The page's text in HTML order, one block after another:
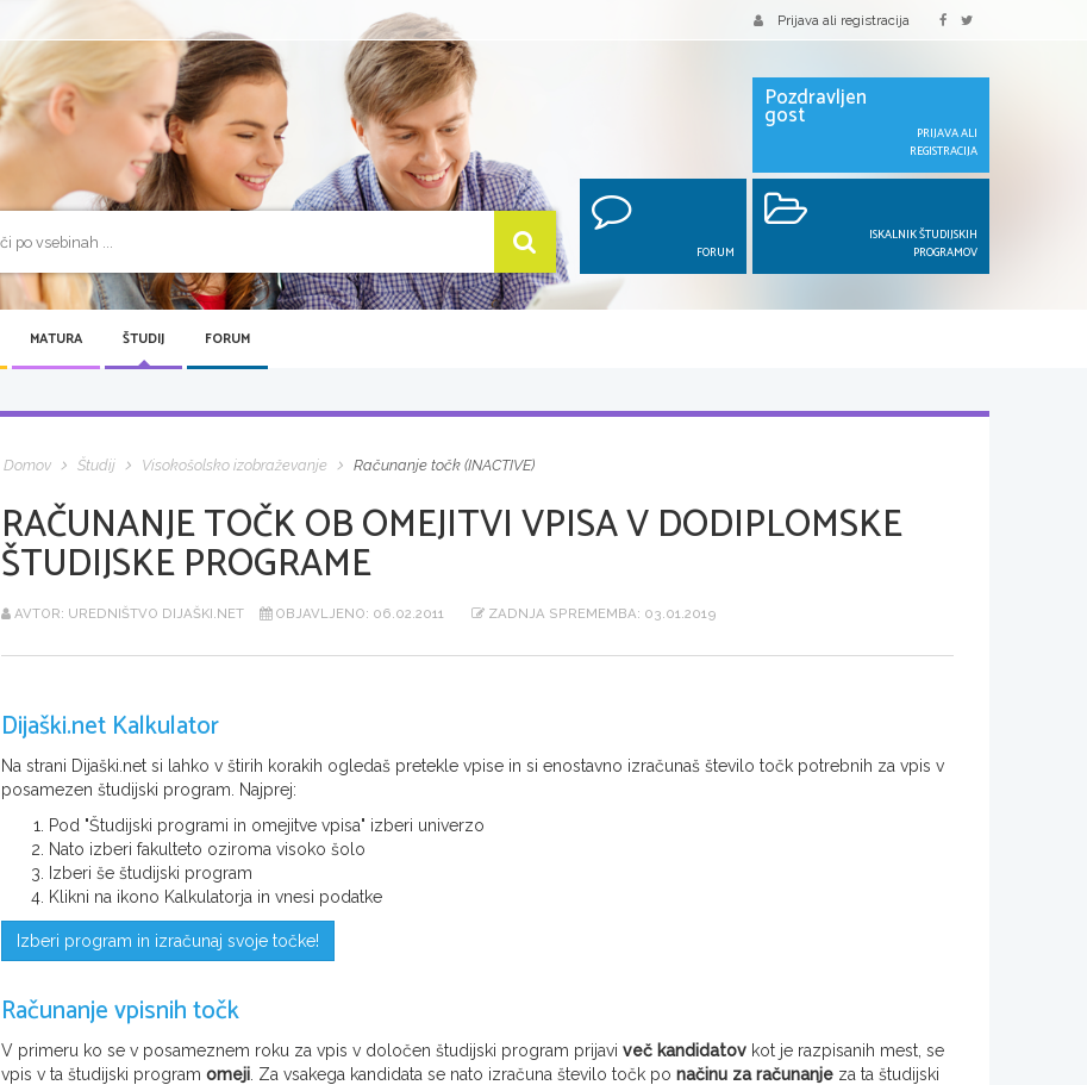
Prijava ali registracija
Pozdravljen
gost
PRIJAVA ALI
REGISTRACIJA
FORUM
ISKALNIK ŠTUDIJSKIH
PROGRAMOV
MATURA ŠTUDIJ FORUM
Domov Študij Visokošolsko izobraževanje Računanje točk (INACTIVE)
RAČUNANJE TOČK OB OMEJITVI VPISA V DODIPLOMSKE
ŠTUDIJSKE PROGRAME
AVTOR: UREDNIŠTVO DIJAŠKI.NET OBJAVLJENO: 06.02.2011 ZADNJA SPREMEMBA: 03.01.2019
Dijaški.net Kalkulator
Na strani Dijaški.net si lahko v štirih korakih ogledaš pretekle vpise in si enostavno izračunaš število točk potrebnih za vpis v
posamezen študijski program. Najprej:
Pod "Študijski programi in omejitve vpisa" izberi univerzo
Nato izberi fakulteto oziroma visoko šolo
Izberi še študijski program
Klikni na ikono Kalkulatorja in vnesi podatke
Izberi program in izračunaj svoje točke!
Računanje vpisnih točk
V primeru ko se v posameznem roku za vpis v določen študijski program prijavi več kandidatov kot je razpisanih mest, se
vpis v ta študijski program omeji . Za vsakega kandidata se nato izračuna število točk po načinu za računanje za ta študijski